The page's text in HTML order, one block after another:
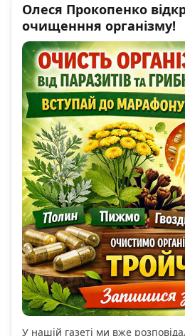
Олеся Прокопенко
очищенння організму!
У нашій газеті ми вже